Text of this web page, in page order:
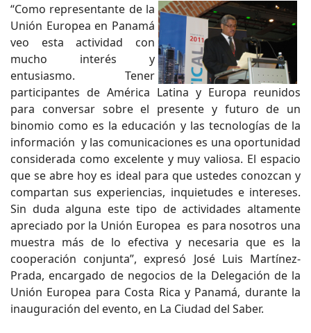
“Como representante de la
Unión Europea en Panamá
veo esta actividad con
mucho interés y
entusiasmo. Tener
participantes de América Latina y Europa reunidos
para conversar sobre el presente y futuro de un
binomio como es la educación y las tecnologías de la
información y las comunicaciones es una oportunidad
considerada como excelente y muy valiosa. El espacio
que se abre hoy es ideal para que ustedes conozcan y
compartan sus experiencias, inquietudes e intereses.
Sin duda alguna este tipo de actividades altamente
apreciado por la Unión Europea es para nosotros una
muestra más de lo efectiva y necesaria que es la
cooperación conjunta”, expresó José Luis Martínez-
Prada, encargado de negocios de la Delegación de la
Unión Europea para Costa Rica y Panamá, durante la
inauguración del evento, en La Ciudad del Saber.